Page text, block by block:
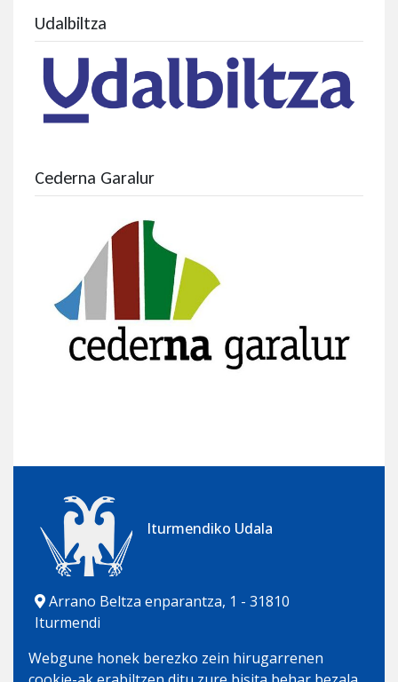
Udalbiltza
Cederna Garalur
Iturmendiko Udala
Arrano Beltza enparantza, 1 - 31810
Iturmendi
udala@iturmendi.eus
Webgune honek berezko zein hirugarrenen